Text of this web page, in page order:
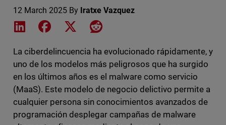
12 March 2025 By Iratxe Vazquez
Share on LinkedIn
Share on Facebook
Share on XShare on Reddit
La ciberdelincuencia ha evolucionado rápidamente, y
uno de los modelos más peligrosos que ha surgido
en los últimos años es el malware como servicio
(MaaS). Este modelo de negocio delictivo permite a
cualquier persona sin conocimientos avanzados de
programación desplegar campañas de malware